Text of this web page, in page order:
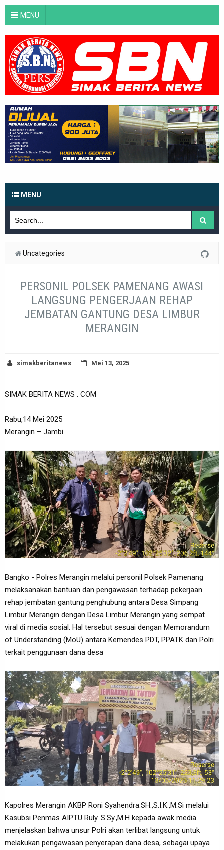
MENU
MENU
Uncategories
PERSONIL POLSEK PAMENANG AWASI
LANGSUNG PENGERJAAN REHAP
JEMBATAN GANTUNG DESA LIMBUR
MERANGIN
simakberitanews Mei 13, 2025
SIMAK BERITA NEWS . COM
Rabu,14 Mei 2025
Merangin – Jambi.
Bangko - Polres Merangin melalui personil Polsek Pamenang
melaksanakan bantuan dan pengawasan terhadap pekerjaan
rehap jembatan gantung penghubung antara Desa Simpang
Limbur Merangin dengan Desa Limbur Merangin yang sempat
viral di media sosial. Hal tersebut sesuai dengan Memorandum
of Understanding (MoU) antara Kemendes PDT, PPATK dan Polri
terkait penggunaan dana desa
Kapolres Merangin AKBP Roni Syahendra.SH.,S.I.K.,M.Si melalui
Kasubsi Penmas AIPTU Ruly. S.Sy.,M.H kepada awak media
menjelaskan bahwa unsur Polri akan terlibat langsung untuk
melakukan pengawasan penyerapan dana desa, sebagai upaya